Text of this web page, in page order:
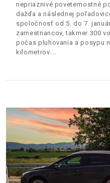
nepriaznivé poveternostné
dažďa a následnej
spoločnosť od 5. do 7.
zamestnancov, takmer 300
počas pluhovania a posypu
kilometrov.